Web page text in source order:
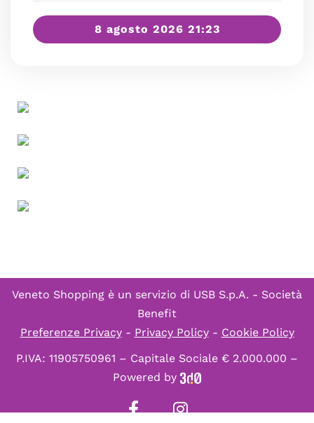
8 agosto 2026 21:23
Veneto Shopping è un servizio di USB S.p.A. - Società
Benefit
Preferenze Privacy- Privacy Policy- Cookie Policy
P.IVA: 11905750961 – Capitale Sociale € 2.000.000 –
Powered by